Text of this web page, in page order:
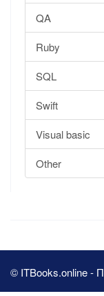
QA
Ruby
SQL
Swift
Visual basic
Other
© ITBooks.online -